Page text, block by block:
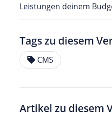
Leistungen deinem
Tags zu diesem
CMS
Artikel zu diesem